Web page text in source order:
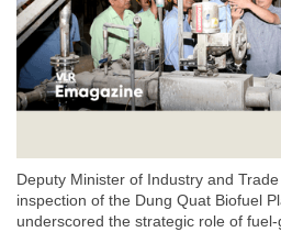
Deputy Minister of Industry and
inspection of the Dung Quat Biofuel
underscored the strategic role of